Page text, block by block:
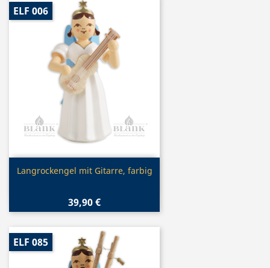
Vorschau
Langrockengel mit Gitarre, farbig
39,90 €
ELF 006
ELF 085